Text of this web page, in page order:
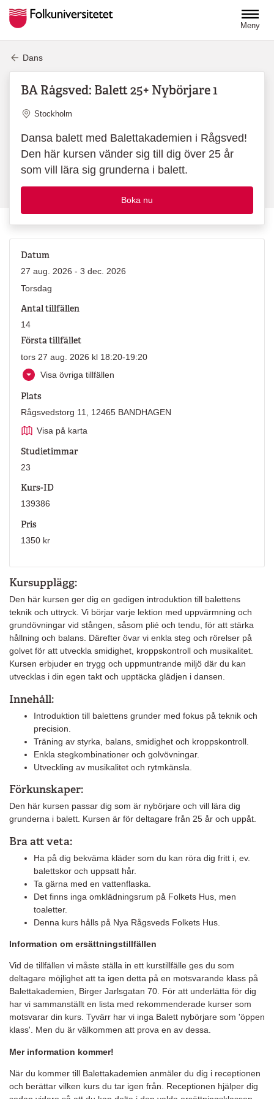
Meny
Dans
BA Rågsved: Balett 25+ Nybörjare 1
Plats
Stockholm
Dansa balett med Balettakademien i Rågsved!
Den här kursen vänder sig till dig över 25 år
som vill lära sig grunderna i balett.
Boka nu
Kursupplägg:
Den här kursen ger dig en gedigen introduktion till balettens
teknik och uttryck. Vi börjar varje lektion med uppvärmning och
grundövningar vid stången, såsom plié och tendu, för att stärka
hållning och balans. Därefter övar vi enkla steg och rörelser på
golvet för att utveckla smidighet, kroppskontroll och musikalitet.
Kursen erbjuder en trygg och uppmuntrande miljö där du kan
utvecklas i din egen takt och upptäcka glädjen i dansen.
Innehåll:
Introduktion till balettens grunder med fokus på teknik och
precision.
Träning av styrka, balans, smidighet och kroppskontroll.
Enkla stegkombinationer och golvövningar.
Utveckling av musikalitet och rytmkänsla.
Förkunskaper:
Den här kursen passar dig som är nybörjare och vill lära dig
grunderna i balett. Kursen är för deltagare från 25 år och uppåt.
Bra att veta:
Ha på dig bekväma kläder som du kan röra dig fritt i, ev.
balettskor och uppsatt hår.
Ta gärna med en vattenflaska.
Det finns inga omklädningsrum på Folkets Hus, men
toaletter.
Denna kurs hålls på Nya Rågsveds Folkets Hus.
Information om ersättningstillfällen
Vid de tillfällen vi måste ställa in ett kurstillfälle ges du som
deltagare möjlighet att ta igen detta på en motsvarande klass på
Balettakademien, Birger Jarlsgatan 70. För att underlätta för dig
har vi sammanställt en lista med rekommenderade kurser som
motsvarar din kurs. Tyvärr har vi inga Balett nybörjare som 'öppen
klass'. Men du är välkommen att prova en av dessa.
Mer information kommer!
När du kommer till Balettakademien anmäler du dig i receptionen
och berättar vilken kurs du tar igen från. Receptionen hjälper dig
Datum
27 aug. 2026 - 3 dec. 2026
Torsdag
Antal tillfällen
14
Första tillfället
tors 27 aug. 2026 kl 18:20-19:20
Visa övriga tillfällen
Plats
Rågsvedstorg 11, 12465 BANDHAGEN
Visa på karta
Studietimmar
23
Kurs-ID
139386
Pris
1350 kr